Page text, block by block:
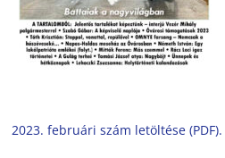
2023. februári szám letöltése (PDF).